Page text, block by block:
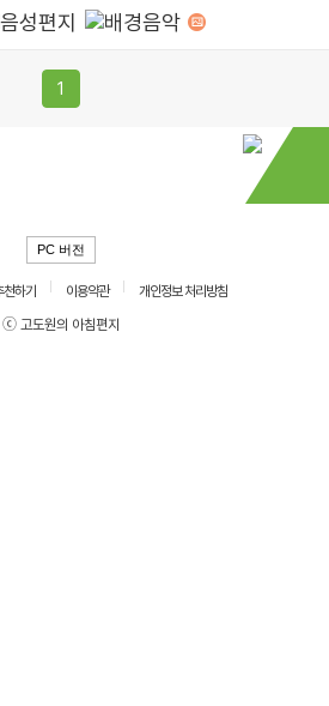
1
PC 버전
천하기 이용약관
개인정보 처리방침
ⓒ 고도원의 아침편지